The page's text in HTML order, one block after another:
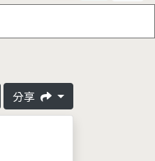
分享